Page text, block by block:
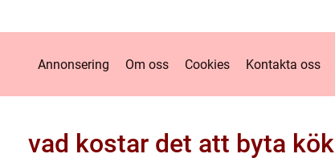
Annonsering Om oss Cookies Kontakta oss
vad kostar det att byta kök